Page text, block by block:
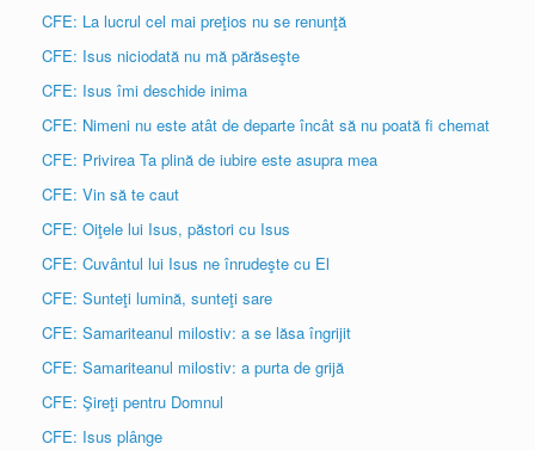
CFE: La lucrul cel mai preţios nu se renunţă
CFE: Isus niciodată nu mă părăseşte
CFE: Isus îmi deschide inima
CFE: Nimeni nu este atât de departe încât să nu poată fi chemat
CFE: Privirea Ta plină de iubire este asupra mea
CFE: Vin să te caut
CFE: Oiţele lui Isus, păstori cu Isus
CFE: Cuvântul lui Isus ne înrudeşte cu El
CFE: Sunteţi lumină, sunteţi sare
CFE: Samariteanul milostiv: a se lăsa îngrijit
CFE: Samariteanul milostiv: a purta de grijă
CFE: Şireţi pentru Domnul
CFE: Isus plânge